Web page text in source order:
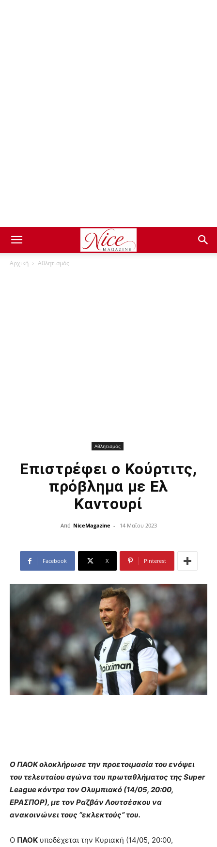
Αρχική Αθλητισμός
Αθλητισμός
Επιστρέφει ο Κούρτιτς,
πρόβλημα με Ελ
Καντουρί
Από NiceMagazine - 14 Μαΐου 2023
Facebook X Pinterest
Ο ΠΑΟΚ ολοκλήρωσε την προετοιμασία του ενόψει
του τελευταίου αγώνα του πρωταθλήματος της Super
League κόντρα τον Ολυμπιακό (14/05, 20:00,
ΕΡΑΣΠΟΡ), με τον Ραζβάν Λουτσέσκου να
ανακοινώνει τους “εκλεκτούς” του.
Ο ΠΑΟΚ υποδέχεται την Κυριακή (14/05, 20:00,